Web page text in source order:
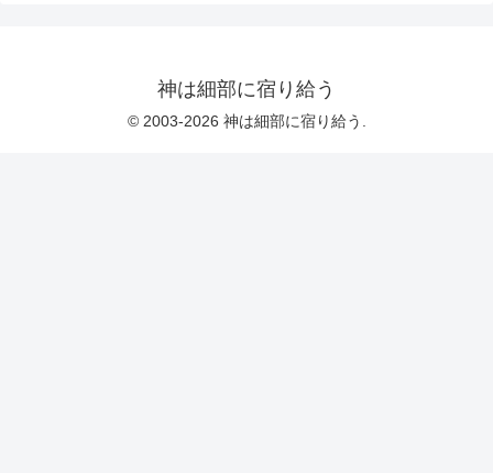
神は細部に宿り給う
© 2003-2026 神は細部に宿り給う.